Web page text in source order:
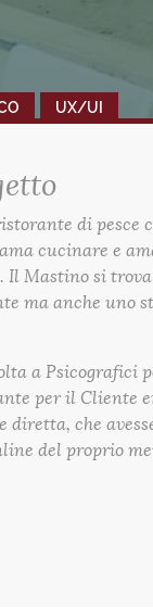
UX/UI
di pesce
cucinare e
Il Mastino si
ma anche uno
a Psicografici
per il Cliente
che
del proprio